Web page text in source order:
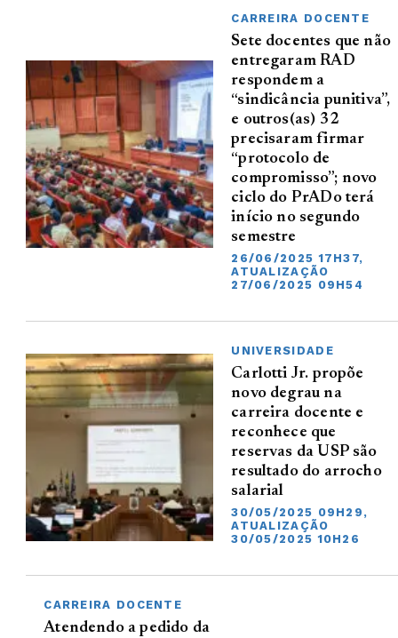
CARREIRA DOCENTE
Sete docentes que não
entregaram RAD
respondem a
“sindicância punitiva”,
e outros(as) 32
precisaram firmar
“protocolo de
compromisso”; novo
ciclo do PrADo terá
início no segundo
semestre
26/06/2025 17H37,
ATUALIZAÇÃO
27/06/2025 09H54
UNIVERSIDADE
Carlotti Jr. propõe
novo degrau na
carreira docente e
reconhece que
reservas da USP são
resultado do arrocho
salarial
30/05/2025 09H29,
ATUALIZAÇÃO
30/05/2025 10H26
CARREIRA DOCENTE
Atendendo a pedido da